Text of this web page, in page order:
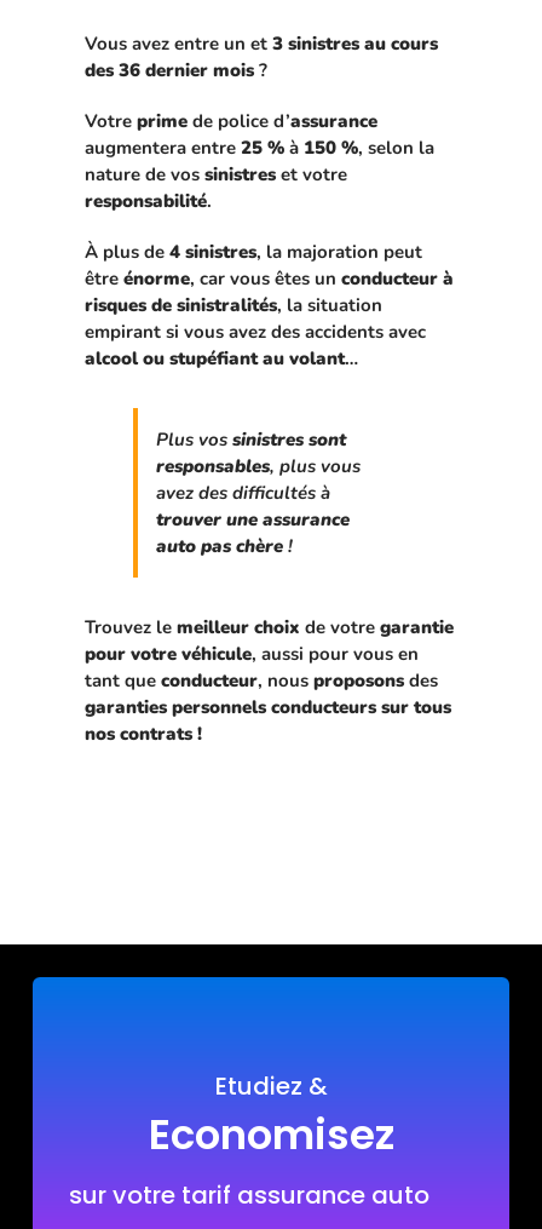
Vous avez entre un et 3 sinistres au cours
des 36 dernier mois?
Votre primede police d’assurance
augmentera entre25 %à 150 %, selon la
nature de vossinistreset votre
responsabilité.
À plus de4 sinistres, la majoration peut
être énorme, car vous êtes un conducteur à
risques de sinistralités, la situation
empirant si vous avez des accidents avec
alcool ou stupéfiant au volant…
Plus vos sinistres sont
responsables, plus vous
avez des difficultés à
trouver une assurance
auto pas chère!
Trouvez lemeilleur choix de votre garantie
pour votre véhicule, aussi pour vous en
tant que conducteur, nous proposonsdes
garanties personnels conducteurs sur tous
nos contrats !
Etudiez &
Economisez
sur votre tarif assurance auto